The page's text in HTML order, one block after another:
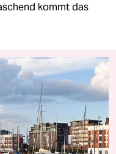
kommt das